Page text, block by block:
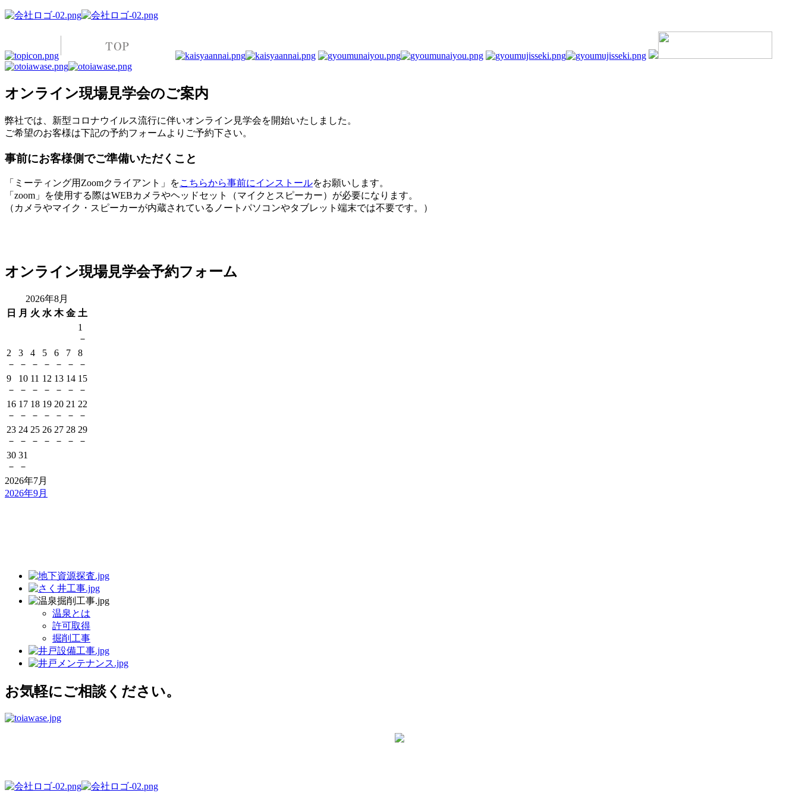
オンライン現場見学会のご案内
弊社では、新型コロナウイルス流行に伴いオンライン見学会を開始いたしました。
ご希望のお客様は下記の予約フォームよりご予約下さい。
事前にお客様側でご準備いただくこと
「ミーティング用Zoomクライアント」をこちらから事前にインストールをお願いします。
「zoom」を使用する際はWEBカメラやヘッドセット（マイクとスピーカー）が必要になります。
（カメラやマイク・スピーカーが内蔵されているノートパソコンやタブレット端末では不要です。）
オンライン現場見学会予約フォーム
2026年8月
日
月 火 水 木 金 土
1
－
2
－
3
－
4
－
5
－
6
－
7
－
8
－
9
－
10
－
11
－
12
－
13
－
14
－
15
－
16
－
17
－
18
－
19
－
20
－
21
－
22
－
23
－
24
－
25
－
26
－
27
－
28
－
29
－
30
－
31
－
2026年7月
2026年9月
温泉とは
許可取得
掘削工事
お気軽にご相談ください。